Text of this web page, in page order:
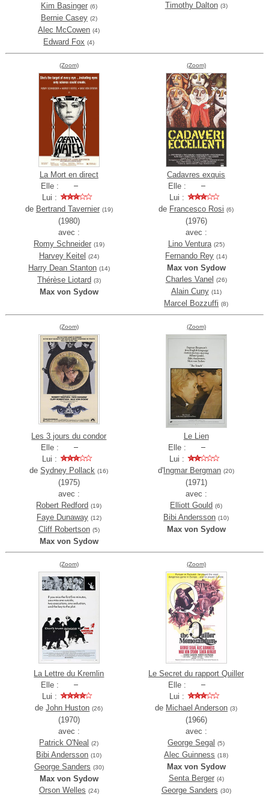
Kim Basinger (6)
Bernie Casey (2)
Alec McCowen (4)
Edward Fox (4)
Timothy Dalton (3)
(Zoom)
La Mort en direct
Elle :
Lui :
de Bertrand Tavernier (19)
(1980)
avec :
Romy Schneider (19)
Harvey Keitel (24)
Harry Dean Stanton (14)
Thérèse Liotard (3)
Max von Sydow
(Zoom)
Cadavres exquis
Elle :
Lui :
de Francesco Rosi (6)
(1976)
avec :
Lino Ventura (25)
Fernando Rey (14)
Max von Sydow
Charles Vanel
(26)
Alain Cuny (11)
Marcel Bozzuffi (8)
(Zoom)
Les 3 jours du condor
Elle :
Lui :
deSydney Pollack (16)
(1975)
avec :
Robert Redford (19)
Faye Dunaway (12)
Cliff Robertson (5)
Max von Sydow
(Zoom)
Le Lien
Elle :
Lui :
d' Ingmar Bergman (20)
(1971)
avec :
Elliott Gould (6)
Bibi Andersson (10)
Max von Sydow
(Zoom)
La Lettre du Kremlin
Elle :
Lui :
deJohn Huston (26)
(1970)
avec :
Patrick O'Neal (2)
Bibi Andersson (10)
George Sanders (30)
Max von Sydow
Orson Welles (24)
(Zoom)
Le Secret du rapport Quiller
Elle :
Lui :
de Michael Anderson (3)
(1966)
avec :
George Segal (5)
Alec Guinness (18)
Max von Sydow
Senta Berger (4)
George Sanders (30)